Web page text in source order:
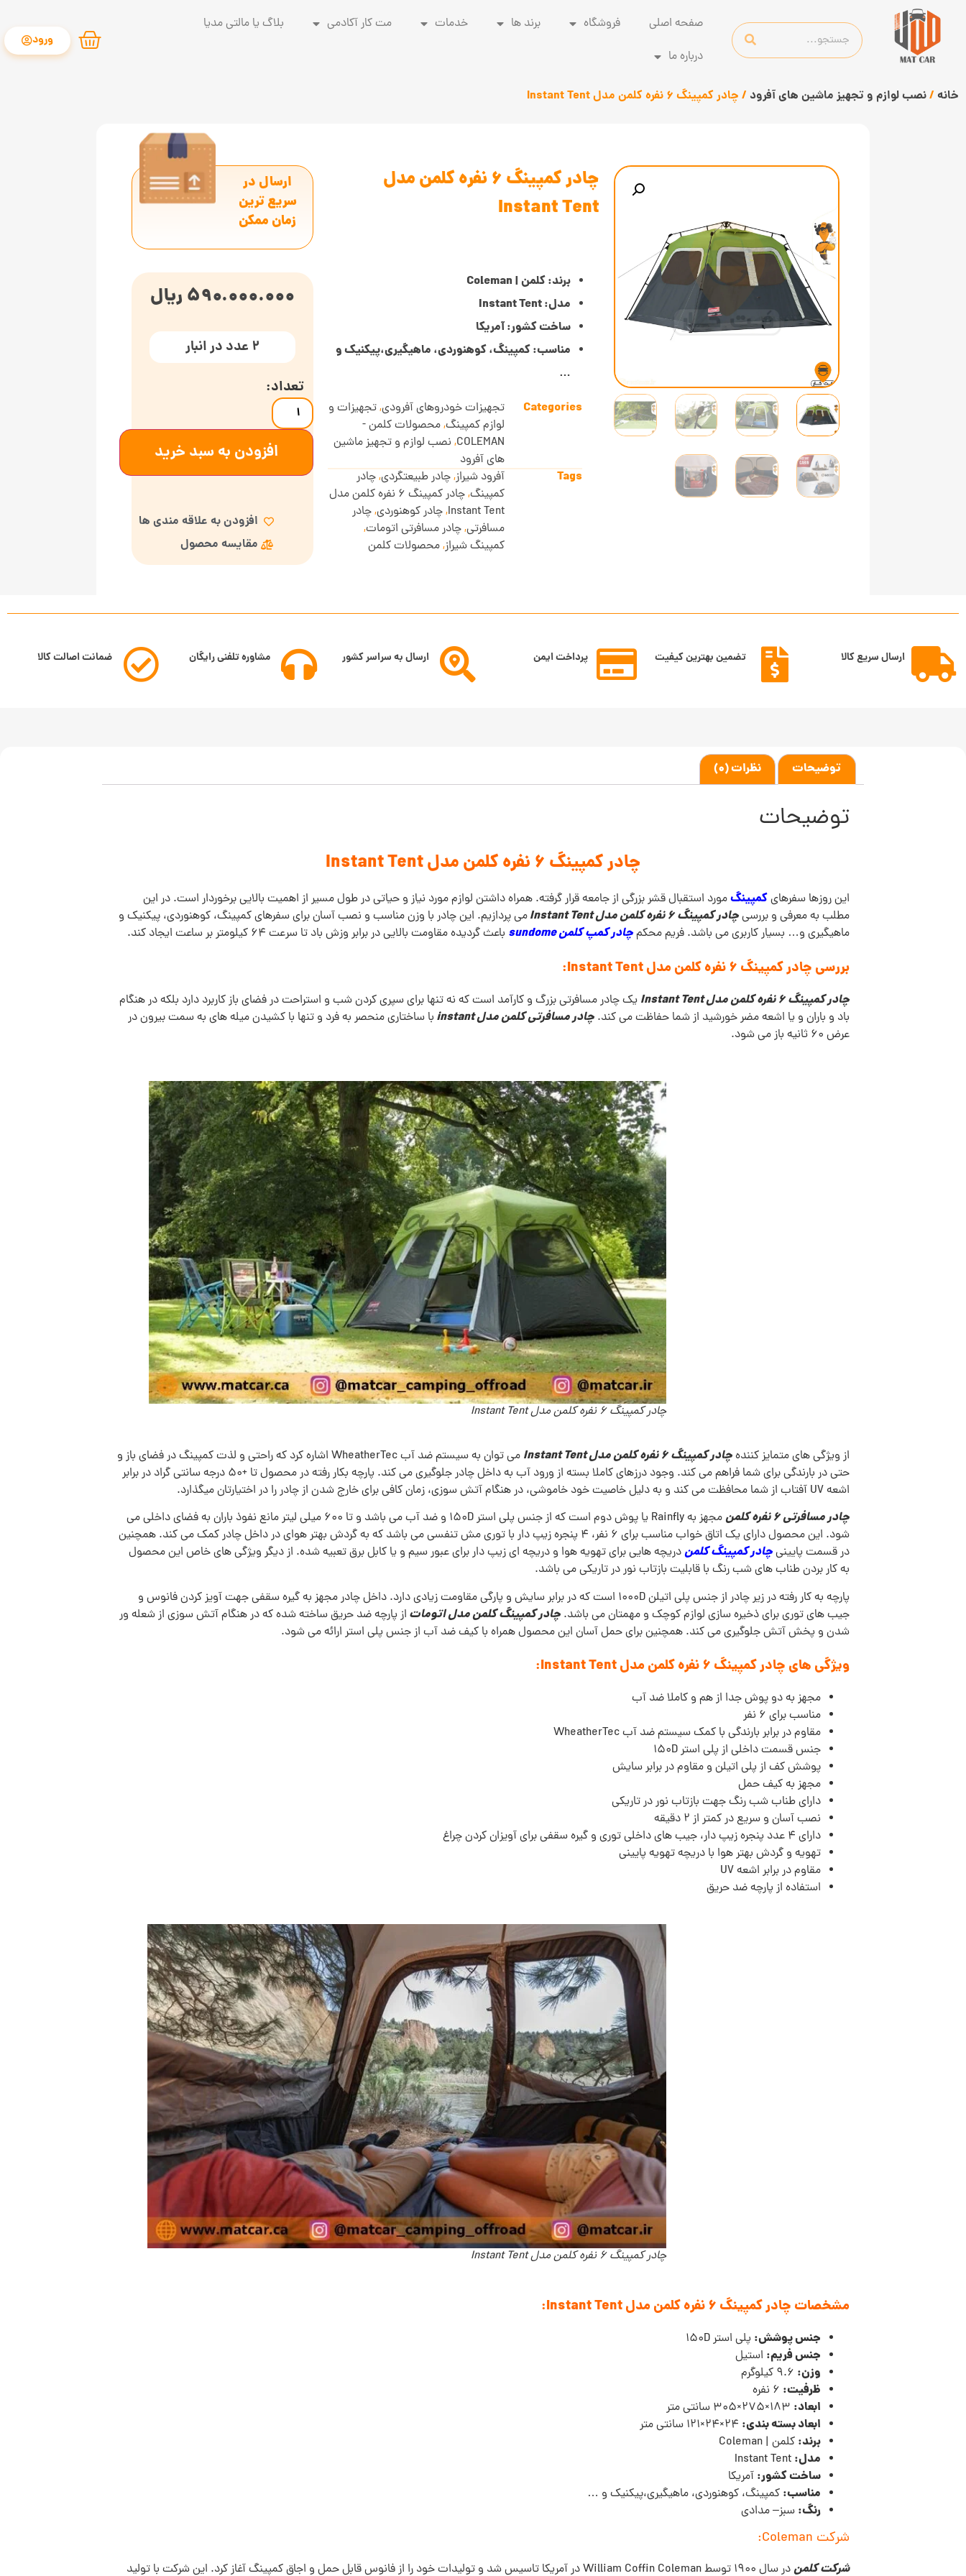
صفحه اصلی فروشگاه برند ها خدمات مت کار آکادمی
بلاگ یا مالتی مدیا
درباره ما
ورود
خانه /نصب لوازم و تجهیز ماشین های آفرود / چادر کمپینگ 6 نفره کلمن مدل Instant Tent
چادر کمپینگ 6 نفره کلمن مدل
Instant Tent
برند: کلمن | Coleman
مدل: Instant Tent
ساخت کشور: آمریکا
مناسب: کمپینگ، کوهنوردی، ماهیگیری،پیکنیک و
…
Categories
تجهیزات خودروهای آفرودی,تجهیزات و
لوازم کمپینگ,محصولات کلمن -
COLEMAN
, نصب لوازم و تجهیز ماشین
های آفرود
Tags آفرود شیراز,چادر طبیعتگردی,چادر
کمپینگ,
چادر کمپینگ 6 نفره کلمن مدل
Instant Tent
,چادر کوهنوردی,چادر
مسافرتی,چادر مسافرتی اتومات,
کمپینگ شیراز,محصولات کلمن
ارسال در
سریع ترین
زمان ممکن
590.000.000 ریال
2 عدد در انبار
افزودن به سبد خرید
افزودن به علاقه مندی ها
مقایسه محصول
ارسال سریع کالا تضمین بهترین کیفیت پرداخت ایمن ارسال به سراسر کشور مشاوره تلفنی رایگان ضمانت اصالت کالا
توضیحات نظرات (0)
توضیحات
چادر کمپینگ 6 نفره کلمن مدل Instant Tent
این روزها سفرهایکمپینگمورد استقبال قشر بزرگی از جامعه قرار گرفته. همراه داشتن لوازم مورد نیاز و حیاتی در طول مسیر از اهمیت بالایی برخوردار است. در این
مطلب به معرفی و بررسیچادر کمپینگ 6 نفره کلمن مدل Instant Tent
می پردازیم. این چادر با وزن مناسب و نصب آسان برای سفرهای کمپینگ، کوهنوردی، پیکنیک و
ماهیگیری و… بسیار کاربری می باشد. فریم محکمچادر کمپ کلمن sundome باعث گردیده مقاومت بالایی در برابر وزش باد تا سرعت 64 کیلومتر بر ساعت ایجاد کند.
بررسی چادر کمپینگ 6 نفره کلمن مدل Instant Tent:
چادر کمپینگ 6 نفره کلمن مدل Instant Tent
یک چادر مسافرتی بزرگ و کارآمد است که نه تنها برای سپری کردن شب و استراحت در فضای باز کاربرد دارد بلکه در هنگام
باد و باران و یا اشعه مضر خورشید از شما حفاظت می کند.چادر مسافرتی کلمن مدل instant
با ساختاری منحصر به فرد و تنها با کشیدن میله های به سمت بیرون در
عرض 60 ثانیه باز می شود.
چادر کمپینگ 6 نفره کلمن مدل Instant Tent
از ویژگی های متمایز کنندهچادر کمپینگ 6 نفره کلمن مدل Instant Tent
می توان به سیستم ضد آب WheatherTec اشاره کرد که راحتی و لذت کمپینگ در فضای باز و
حتی در بارندگی برای شما فراهم می کند. وجود درزهای کاملا بسته از ورود آب به داخل چادر جلوگیری می کند. پارچه بکار رفته در محصول تا +50 درجه سانتی گراد در برابر
اشعه UV آفتاب از شما محافظت می کند و به دلیل خاصیت خود خاموشی، در هنگام آتش سوزی، زمان کافی برای خارج شدن از چادر را در اختیارتان میگذارد.
چادر مسافرتی 6 نفره کلمن
مجهز به Rainfly یا پوش دوم است که از جنس پلی استر 150D و ضد آب می باشد و تا 600 میلی لیتر مانع نفوذ باران به فضای داخلی می
شود. این محصول دارای یک اتاق خواب مناسب برای 6 نفر، 4 پنجره زیپ دار با توری مش تنفسی می باشد که به گردش بهتر هوای در داخل چادر کمک می کند. همچنین
در قسمت پایینیچادر کمپینگ کلمندریچه هایی برای تهویه هوا و دریچه ای زیپ دار برای عبور سیم و یا کابل برق تعبیه شده. از دیگر ویژگی های خاص این محصول
به کار بردن طناب های شب رنگ با قابلیت بازتاب نور در تاریکی می باشد.
پارچه به کار رفته در زیر چادر از جنس پلی اتیلن 1000D است که در برابر سایش و پارگی مقاومت زیادی دارد. داخل چادر مجهز به گیره سقفی جهت آویز کردن فانوس و
جیب های توری برای ذخیره سازی لوازم کوچک و مهمتان می باشد.چادر کمپینگ کلمن مدل اتومات از پارچه ضد حریق ساخته شده که در هنگام آتش سوزی از شعله ور
شدن و پخش آتش جلوگیری می کند. همچنین برای حمل آسان این محصول همراه با کیف ضد آب از جنس پلی استر ارائه می شود.
ویژگی های چادر کمپینگ 6 نفره کلمن مدل Instant Tent:
مجهز به دو پوش جدا از هم و کاملا ضد آب
مناسب برای 6 نفر
مقاوم در برابر بارندگی با کمک سیستم ضد آب WheatherTec
جنس قسمت داخلی از پلی استر 150D
پوشش کف از پلی اتیلن و مقاوم در برابر سایش
مجهز به کیف حمل
دارای طناب شب رنگ جهت بازتاب نور در تاریکی
نصب آسان و سریع در کمتر از 2 دقیقه
دارای 4 عدد پنجره زیپ دار، جیب های داخلی توری و گیره سقفی برای آویزان کردن چراغ
تهویه و گردش بهتر هوا با دریچه تهویه پایینی
مقاوم در برابر اشعه UV
استفاده از پارچه ضد حریق
چادر کمپینگ 6 نفره کلمن مدل Instant Tent
مشخصات چادر کمپینگ 6 نفره کلمن مدل Instant Tent:
جنس پوشش: پلی استر 150D
جنس فریم: استیل
وزن:
ظرفیت:
ابعاد:
ابعاد بسته بندی:
برند: کلمن | Coleman
مدل: Instant Tent
ساخت کشور: آمریکا
مناسب: کمپینگ، کوهنوردی، ماهیگیری،پیکنیک و …
رنگ: سبز– مدادی
شرکت Coleman:
شرکت کلمن در سال 1900 توسط William Coffin Coleman در آمریکا تاسیس شد و تولیدات خود را از فانوس قابل حمل و اجاق کمپینگ آغاز کرد. این شرکت با تولید